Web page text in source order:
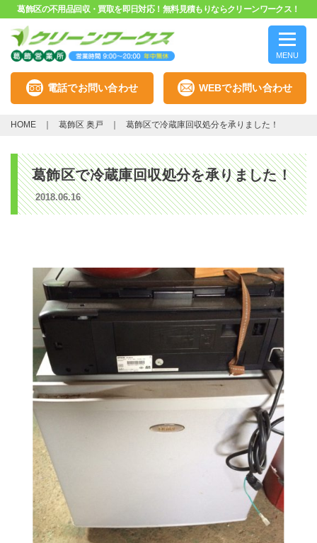
葛飾区の不用品回収・買取を即日対応！無料見積もりならクリーンワークス！
MENU
電話でお問い合わせ WEBでお問い合わせ
HOME 葛飾区 奥戸 葛飾区で冷蔵庫回収処分を承りました！
葛飾区で冷蔵庫回収処分を承りました！
2018.06.16